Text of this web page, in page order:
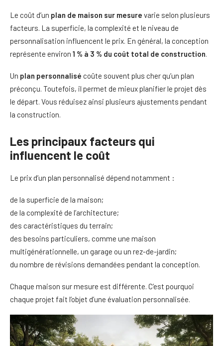
Le coût d’un plan de maison sur mesure varie selon plusieurs
facteurs. La superficie, la complexité et le niveau de
personnalisation influencent le prix. En général, la conception
représente environ 1 % à 3 % du coût total de construction.
Un plan personnalisé coûte souvent plus cher qu’un plan
préconçu. Toutefois, il permet de mieux planifier le projet dès
le départ. Vous réduisez ainsi plusieurs ajustements pendant
la construction.
Les principaux facteurs qui
influencent le coût
Le prix d’un plan personnalisé dépend notamment :
de la superficie de la maison;
de la complexité de l’architecture;
des caractéristiques du terrain;
des besoins particuliers, comme une maison
multigénérationnelle, un garage ou un rez-de-jardin;
du nombre de révisions demandées pendant la conception.
Chaque maison sur mesure est différente. C’est pourquoi
chaque projet fait l’objet d’une évaluation personnalisée.